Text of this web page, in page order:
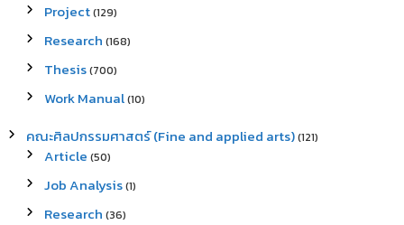
Project(129)
Research (168)
Thesis(700)
Work Manual(10)
คณะศิลปกรรมศาสตร์ (Fine and applied arts)(121)
Article (50)
Job Analysis(1)
Research (36)